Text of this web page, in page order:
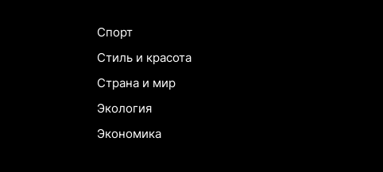
Спорт
Стиль и красота
Страна и мир
Экология
Экономика